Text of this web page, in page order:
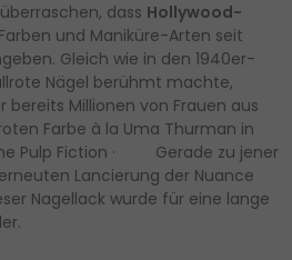
dass Hollywood-
und Maniküre-Arten seit
Gleich wie in den 1940er-
Nägel berühmt machte,
Millionen von Frauen aus
Farbe à la Uma Thurman in
Pulp Fiction · Gerade zu jener
Lancierung der Nuance
Nagellack wurde für eine lange